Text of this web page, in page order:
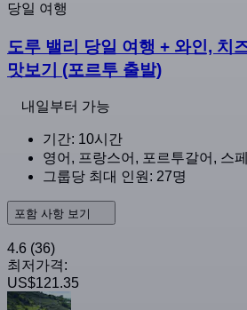
당일 여행
도루 밸리 당일 여행 + 와인, 치
맛보기 (포르투 출발)
내일부터 가능
기간: 10시간
영어, 프랑스어, 포르투갈어, 스
그룹당 최대 인원: 27명
포함 사항 보기
4.6 (36)
최저가격:
US$121.35